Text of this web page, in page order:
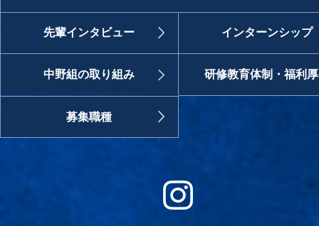
先輩インタビュー インターンシップ
中野組の取り組み 研修教育体制・福利
募集職種